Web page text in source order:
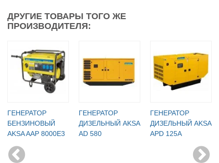
ДРУГИЕ ТОВАРЫ ТОГО ЖЕ
ПРОИЗВОДИТЕЛЯ:
ГЕНЕРАТОР
БЕНЗИНОВЫЙ
AKSA AAP 8000E3
ГЕНЕРАТОР
ДИЗЕЛЬНЫЙ AKSA
AD 580
ГЕНЕРАТОР
ДИЗЕЛЬНЫЙ AKSA
APD 125A